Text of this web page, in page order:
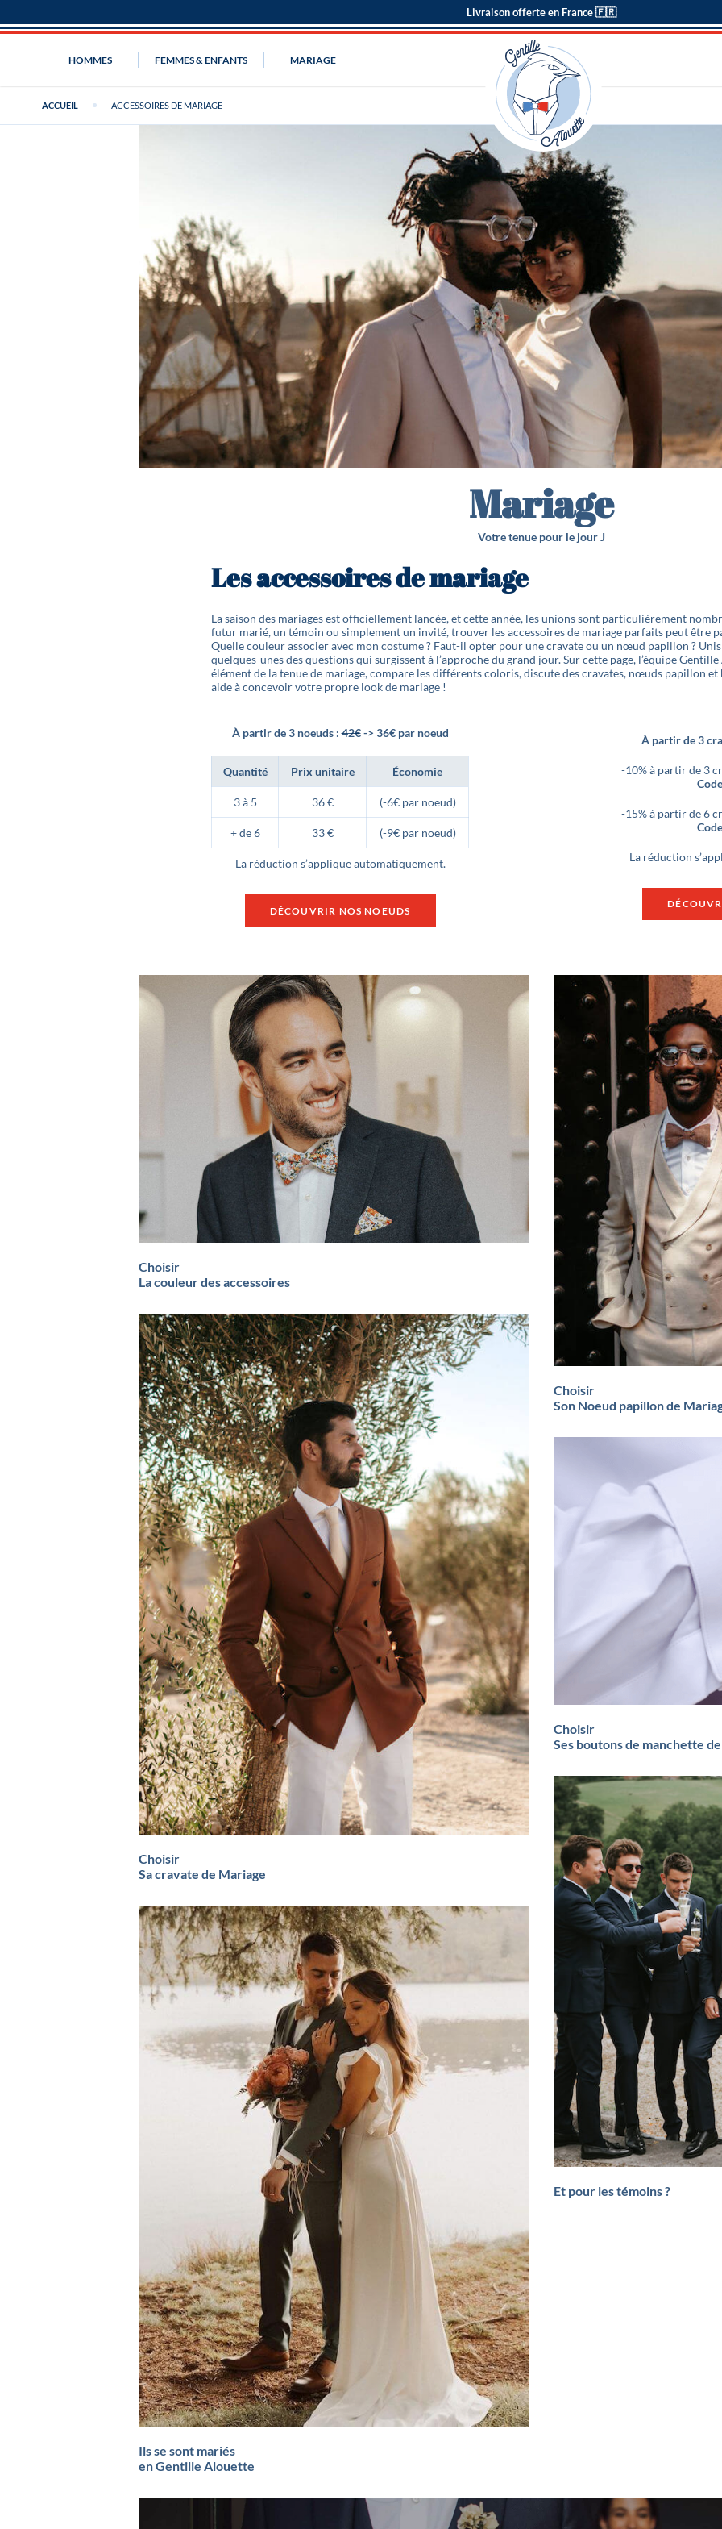
Livraison offerte en France 🇫🇷
HOMMES FEMMES & ENFANTS MARIAGE
ACCUEIL ACCESSOIRES DE MARIAGE
Mariage
Votre tenue pour le jour J
Les accessoires de mariage
La saison des mariages est officiellement lancée, et cette année, les unions sont particulièrement
futur marié, un témoin ou simplement un invité, trouver les accessoires de mariage parfaits peut être
Quelle couleur associer avec mon costume ? Faut-il opter pour une cravate ou un nœud papillon ?
quelques-unes des questions qui surgissent à l’approche du grand jour. Sur cette page, l’équipe
élément de la tenue de mariage, compare les différents coloris, discute des cravates, nœuds papillon
aide à concevoir votre propre look de mariage !
À partir de 3 noeuds :42€-> 36€ par noeud
Quantité Prix unitaire Économie
3 à 5 36 € (-6€ par noeud)
+ de 6 33 € (-9€ par noeud)
La réduction s’applique automatiquement.
DÉCOUVRIR NOS NOEUDS
À partir de 3
-10% à partir de 3
-15% à partir de 6
La réduction
Choisir
La couleur des accessoires
Choisir
Son Noeud papillon de
Choisir
Sa cravate de Mariage
Choisir
Ses boutons de manchette
Et pour les témoins ?
Ils se sont mariés
en Gentille Alouette